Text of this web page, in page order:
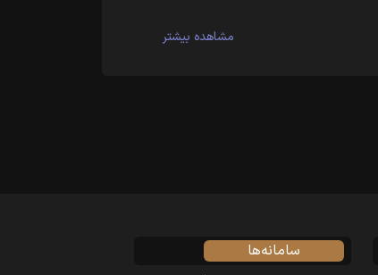
مشاهده بیشتر
سامانه‌ها